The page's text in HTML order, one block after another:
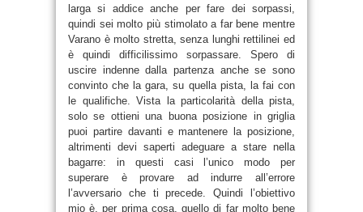
larga si addice anche per fare dei sorpassi,
quindi sei molto più stimolato a far bene mentre
Varano è molto stretta, senza lunghi rettilinei ed
è quindi difficilissimo sorpassare. Spero di
uscire indenne dalla partenza anche se sono
convinto che la gara, su quella pista, la fai con
le qualifiche. Vista la particolarità della pista,
solo se ottieni una buona posizione in griglia
puoi partire davanti e mantenere la posizione,
altrimenti devi saperti adeguare a stare nella
bagarre: in questi casi l’unico modo per
superare è provare ad indurre all’errore
l’avversario che ti precede. Quindi l’obiettivo
mio è, per prima cosa, quello di far molto bene